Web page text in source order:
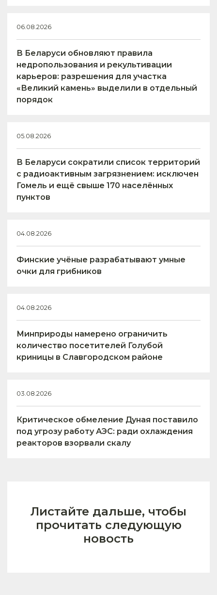
06.08.2026
В Беларуси обновляют правила
недропользования и рекультивации
карьеров: разрешения для участка
«Великий камень» выделили в отдельный
порядок
05.08.2026
В Беларуси сократили список территорий
с радиоактивным загрязнением: исключен
Гомель и ещё свыше 170 населённых
пунктов
04.08.2026
Финские учёные разрабатывают умные
очки для грибников
04.08.2026
Минприроды намерено ограничить
количество посетителей Голубой
криницы в Славгородском районе
03.08.2026
Критическое обмеление Дуная поставило
под угрозу работу АЭС: ради охлаждения
реакторов взорвали скалу
Листайте дальше, чтобы
прочитать следующую
новость